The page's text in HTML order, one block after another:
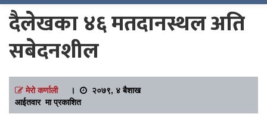
दैलेखका ४६ मतदानस्थल अति
सबेदनशील
मेरो कर्णाली।
२०७९, ४ बैशाख
आईतवार मा प्रकाशित